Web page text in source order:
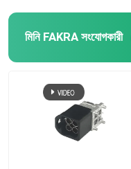
মিনি FAKRA সংযোগকারী